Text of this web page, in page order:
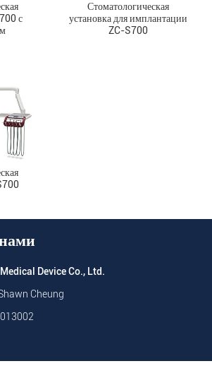
с
Стоматологическая
установка для имплантации
ZC-S700
Device Co., Ltd.
Cheung